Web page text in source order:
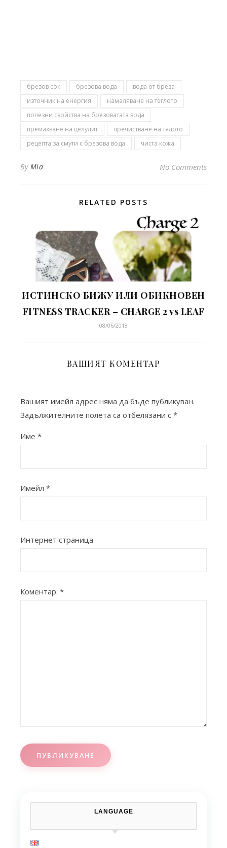
брезов сок брезова вода
вода от бреза
източник на енергия
намаляване на теглото
полезни свойства на брезоватата вода
премахване на целулит
пречистване на тялото
рецепта за смути с брезова вода
чиста кожа
By Mia No Comments
RELATED POSTS
ИСТИНСКО БИЖУ ИЛИ ОБИКНОВЕН
FITNESS TRACKER – CHARGE 2 vs LEAF
08/06/2018
ВАШИЯТ КОМЕНТАР
Вашият имейл адрес няма да бъде публикуван.
Задължителните полета са отбелязани с *
Име *
Имейл *
Интернет страница
Коментар: *
LANGUAGE